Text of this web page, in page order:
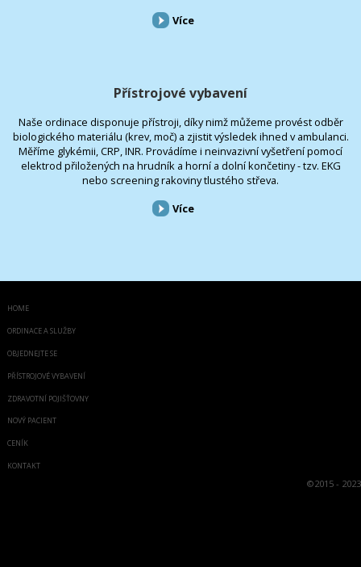
Více
Přístrojové vybavení
Naše ordinace disponuje přístroji, díky nimž můžeme provést odběr
biologického materiálu (krev, moč) a zjistit výsledek ihned v ambulanci.
Měříme glykémii, CRP, INR. Provádíme i neinvazivní vyšetření pomocí
elektrod přiložených na hrudník a horní a dolní končetiny - tzv. EKG
nebo screening rakoviny tlustého střeva.
Více
HOME
ORDINACE A SLUŽBY
OBJEDNEJTE SE
PŘÍSTROJOVÉ VYBAVENÍ
ZDRAVOTNÍ POJIŠŤOVNY
NOVÝ PACIENT
CENÍK
KONTAKT
©2015 - 2023